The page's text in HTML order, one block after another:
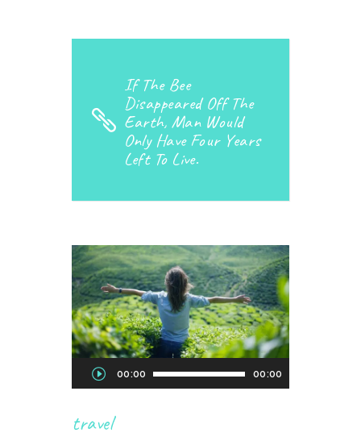
If The Bee
Disappeared Off The
Earth, Man Would
Only Have Four Years
Left To Live.
Audio
Player
00:00 00:00
travel